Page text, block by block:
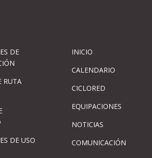
DE
RUTA
DE USO
INICIO
CALENDARIO
CICLORED
EQUIPACIONES
NOTICIAS
COMUNICACIÓN